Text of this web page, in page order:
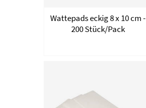
Wattepads eckig 8 x 10 cm -
200 Stück/Pack